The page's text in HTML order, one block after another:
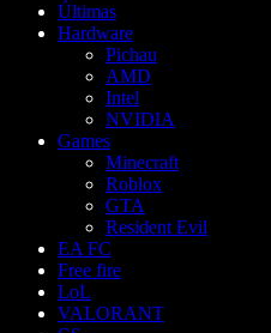
Últimas
Hardware
Pichau
AMD
Intel
NVIDIA
Games
Minecraft
Roblox
GTA
Resident Evil
EA FC
Free fire
LoL
VALORANT